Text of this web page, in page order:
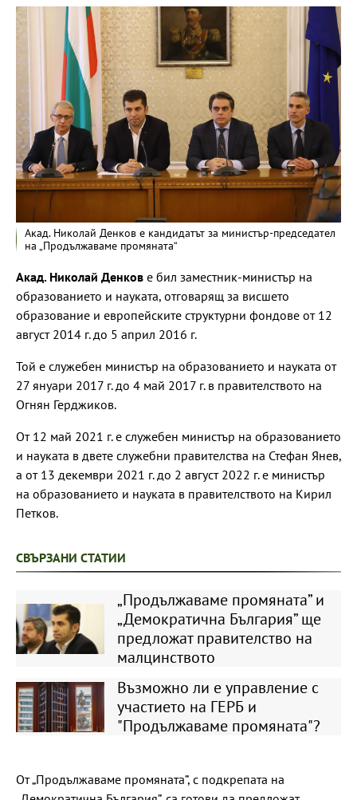
Акад. Николай Денков е кандидатът за министър-председател
на „Продължаваме промяната“
Акад. Николай Денков е бил заместник-министър на
образованието и науката, отговарящ за висшето
образование и европейските структурни фондове от 12
август 2014 г. до 5 април 2016 г.
Той е служебен министър на образованието и науката от
27 януари 2017 г. до 4 май 2017 г. в правителството на
Огнян Герджиков.
От 12 май 2021 г. е служебен министър на образованието
и науката в двете служебни правителства на Стефан Янев,
а от 13 декември 2021 г. до 2 август 2022 г. е министър
на образованието и науката в правителството на Кирил
Петков.
СВЪРЗАНИ СТАТИИ
„Продължаваме промяната” и
„Демократична България” ще
предложат правителство на
малцинството
Възможно ли е управление с
участието на ГЕРБ и
"Продължаваме промяната"?
От „Продължаваме промяната”, с подкрепата на